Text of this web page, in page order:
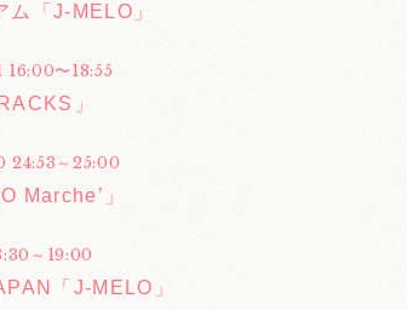
「J-MELO」
16:00〜18:55
」
24:53～25:00
Marche’」
～19:00
「J-MELO」